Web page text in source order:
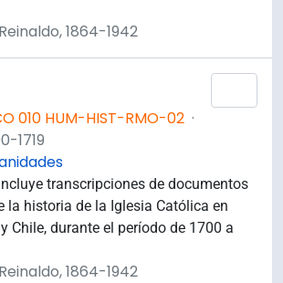
1864-1942
010 HUM-HIST-RMO-02 ·
1719
transcripciones de documentos
la historia de la Iglesia Católica en
Chile, durante el período de 1700 a
1864-1942